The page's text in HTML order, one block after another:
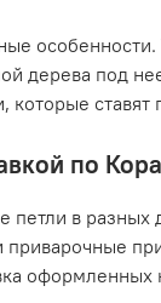
дерева под
ставят
по
в разных
оформленных